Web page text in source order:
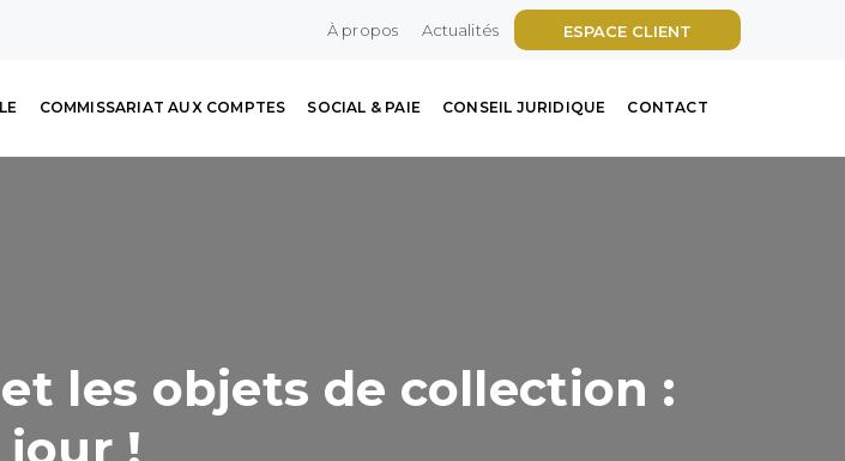
ESPACE CLIENT
À propos Actualités
COMMISSARIAT AUX COMPTES SOCIAL & PAIE CONSEIL JURIDIQUE CONTACT
les objets de collection :
jour !